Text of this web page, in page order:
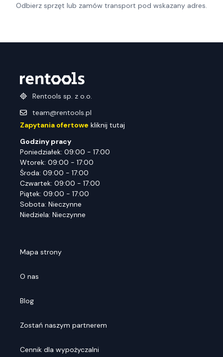
Odbierz sprzęt lub zamów transport pod wskazany adres.
Rentools sp. z o.o.
team@rentools.pl
Zapytania ofertowe kliknij tutaj
Godziny pracy
Poniedziałek: 09:00 - 17:00
Wtorek: 09:00 - 17:00
Środa: 09:00 - 17:00
Czwartek: 09:00 - 17:00
Piątek: 09:00 - 17:00
Sobota: Nieczynne
Niedziela: Nieczynne
Mapa strony
O nas
Blog
Zostań naszym partnerem
Cennik dla wypożyczalni